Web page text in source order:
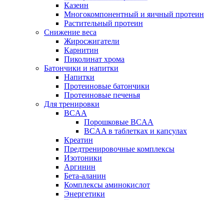
Казеин
Многокомпонентный и яичный протеин
Растительный протеин
Снижение веса
Жиросжигатели
Карнитин
Пиколинат хрома
Батончики и напитки
Напитки
Протеиновые батончики
Протеиновые печенья
Для тренировки
BCAA
Порошковые BCAA
BCAA в таблетках и капсулах
Креатин
Предтренировочные комплексы
Изотоники
Аргинин
Бета-аланин
Комплексы аминокислот
Энергетики